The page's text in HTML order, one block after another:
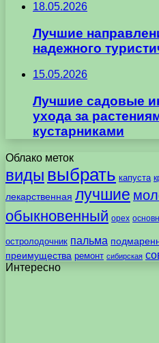
18.05.2026
Лучшие
надежного
15.05.2026
Лучшие садовые
ухода за
кустарниками
Облако меток
виды выбрать капуста
лекарственная лучшие
обыкновенный орех
остролодочник пальма
преимущества ремонт сибирская
Интересно